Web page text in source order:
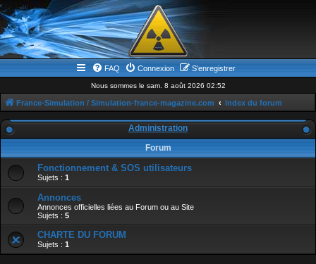
FAQ Connexion S’enregistrer
Nous sommes le sam. 8 août 2026 02:52
France-Simulation / Simulation-france-magazine.com Index du forum
Administration
Forum
Fonctionnement & SOS utilisateurs
Sujets : 1
Annonces
Annonces officielles liées au Forum ou au Site
Sujets : 5
CHARTE DU FORUM
Sujets : 1